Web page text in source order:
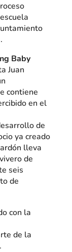
Baby
Juan
contiene
en el
de
ya creado
lleva
de
seis
de
con la
de la